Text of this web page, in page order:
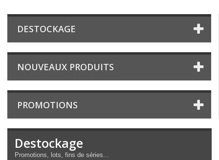
DESTOCKAGE
NOUVEAUX PRODUITS
PROMOTIONS
Destockage
Promotions, lots, fins de séries...